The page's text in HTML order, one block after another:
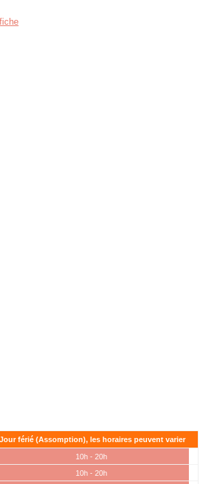
Jour férié (Assomption), les horaires peuvent varier
10h - 20h
10h - 20h